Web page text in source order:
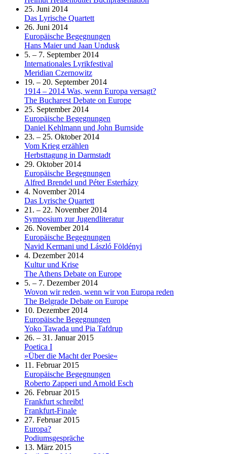
25. Juni 2014
Das Lyrische Quartett
26. Juni 2014
Europäische Begegnungen
Hans Maier und Jaan Undusk
5. – 7. September 2014
Internationales Lyrikfestival
Meridian Czernowitz
19. – 20. September 2014
1914 – 2014 Was, wenn Europa versagt?
The Bucharest Debate on Europe
25. September 2014
Europäische Begegnungen
Daniel Kehlmann und John Burnside
23. – 25. Oktober 2014
Vom Krieg erzählen
Herbsttagung in Darmstadt
29. Oktober 2014
Europäische Begegnungen
Alfred Brendel und Péter Esterházy
4. November 2014
Das Lyrische Quartett
21. – 22. November 2014
Symposium zur Jugendliteratur
26. November 2014
Europäische Begegnungen
Navid Kermani und László Földényi
4. Dezember 2014
Kultur und Krise
The Athens Debate on Europe
5. – 7. Dezember 2014
Wovon wir reden, wenn wir von Europa reden
The Belgrade Debate on Europe
10. Dezember 2014
Europäische Begegnungen
Yoko Tawada und Pia Tafdrup
26. – 31. Januar 2015
Poetica I
»Über die Macht der Poesie«
11. Februar 2015
Europäische Begegnungen
Roberto Zapperi und Arnold Esch
26. Februar 2015
Frankfurt schreibt!
Frankfurt-Finale
27. Februar 2015
Europa?
Podiumsgespräche
13. März 2015